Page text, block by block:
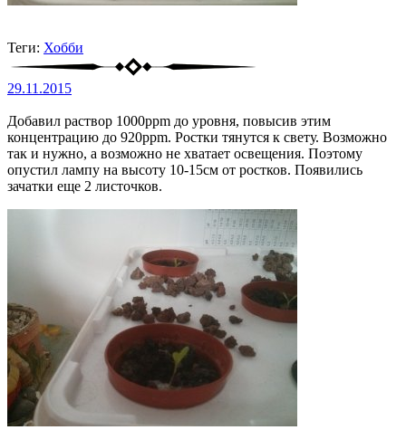
Теги: Хобби
29.11.2015
Добавил раствор 1000ppm до уровня, повысив этим
концентрацию до 920ppm. Ростки тянутся к свету. Возможно
так и нужно, а возможно не хватает освещения. Поэтому
опустил лампу на высоту 10-15см от ростков. Появились
зачатки еще 2 листочков.